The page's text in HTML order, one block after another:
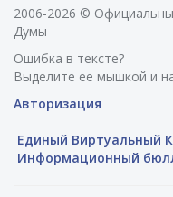
2006-2026 ©
Думы
Ошибка в тексте?
Выделите ее мышкой и
Авторизация
Единый Виртуальный
Информационный